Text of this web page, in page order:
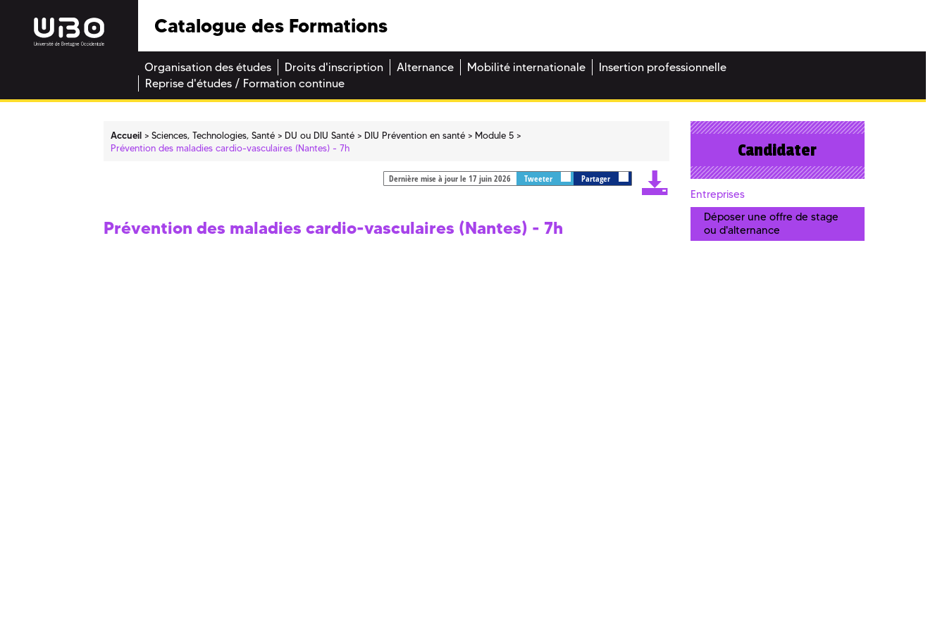
Catalogue des Formations
Organisation des études Droits d'inscription Alternance Mobilité internationale
Insertion professionnelle
Reprise d'études / Formation continue
Accueil Sciences, Technologies, Santé DU ou DIU Santé DIU Prévention en santé
Module 5
Prévention des maladies cardio-vasculaires (Nantes) - 7h
Dernière mise à jour le 17 juin 2026 Tweeter Partager
Prévention des maladies cardio-vasculaires (Nantes) - 7h
Candidater
Entreprises
Déposer une offre de stage
ou d'alternance